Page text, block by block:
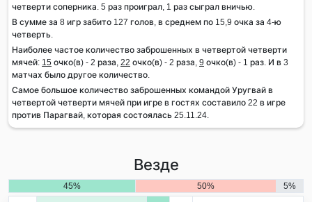
четверти соперника. 5 раз проиграл, 1 раз сыграл вничью.
В сумме за 8 игр забито 127 голов, в среднем по 15,9 очка за 4-ю
четверть.
Наиболее частое количество заброшенных в четвертой четверти
мячей: 15 очко(в) - 2 раза, 22 очко(в) - 2 раза, 9 очко(в) - 1 раз. И в 3
матчах было другое количество.
Самое большое количество заброшенных командой Уругвай в
четвертой четверти мячей при игре в гостях составило 22 в игре
против Парагвай, которая состоялась 25.11.24.
Везде
45% 50% 5%